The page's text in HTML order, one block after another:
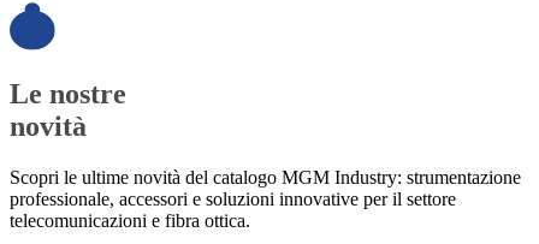
Le nostre
novità
Scopri le ultime novità del catalogo MGM Industry: strumentazione
professionale, accessori e soluzioni innovative per il settore
telecomunicazioni e fibra ottica.